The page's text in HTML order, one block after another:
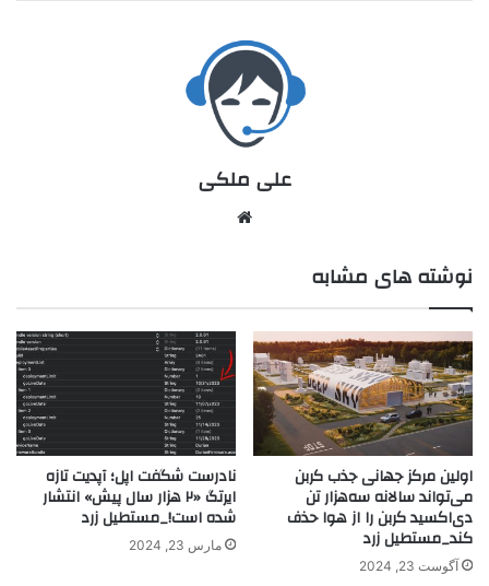
علی ملکی
نوشته های مشابه
اولین مرکز جهانی جذب کربن
می‌تواند سالانه سه‌هزار تن
دی‌اکسید کربن را از هوا حذف
کند_مستطیل زرد
آگوست 23, 2024
نادرست شگفت اپل؛ آپدیت تازه
ایرتگ «۲ هزار سال پیش» انتشار
شده است!_مستطیل زرد
مارس 23, 2024